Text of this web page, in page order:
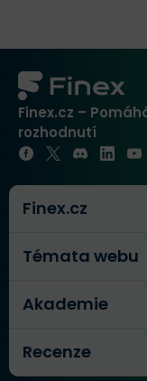
Finex.cz –
rozhodnutí
Finex.cz
Témata webu
Akademie
Recenze